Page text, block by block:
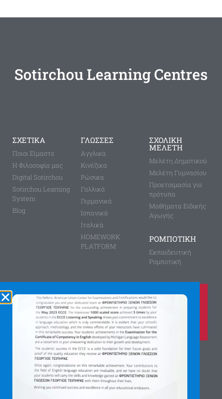
Sotirchou Learning Centres
ΣΧΕΤΙΚΑ
Ποιοι Είμαστε
Η Φιλοσοφία μας
Digital Sotirchou
Sotirchou Learning
System
Blog
ΓΛΩΣΣΕΣ
Aγγλικά
Κινέζικα
Ρώσικα
Γαλλικά
Γερμανικά
Ισπανικά
Ιταλικά
HOMEWORK
PLATFORM
ΣΧΟΛΙΚΗ
ΜΕΛΕΤΗ
Μελέτη Δημοτικού
Μελέτη Γυμνασίου
Προετοιμασία για
πρότυπα
Μαθήματα Ειδικής
Αγωγής
ΡΟΜΠΟΤΙΚΗ
Εκπαιδευτική
Ρομποτική
Καλέστε μας τώρα στο
210 8028149
για περισσότερες πληροφορίες
Αγίας Παρασκευής 8, Άνω Πεύκη
Αργύρη Γεωργίου 2, Λυκόβρυση